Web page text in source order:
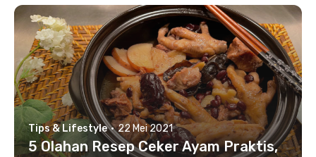
Tips & Lifestyle · 22 Mei 2021
5 Olahan Resep Ceker Ayam Praktis,